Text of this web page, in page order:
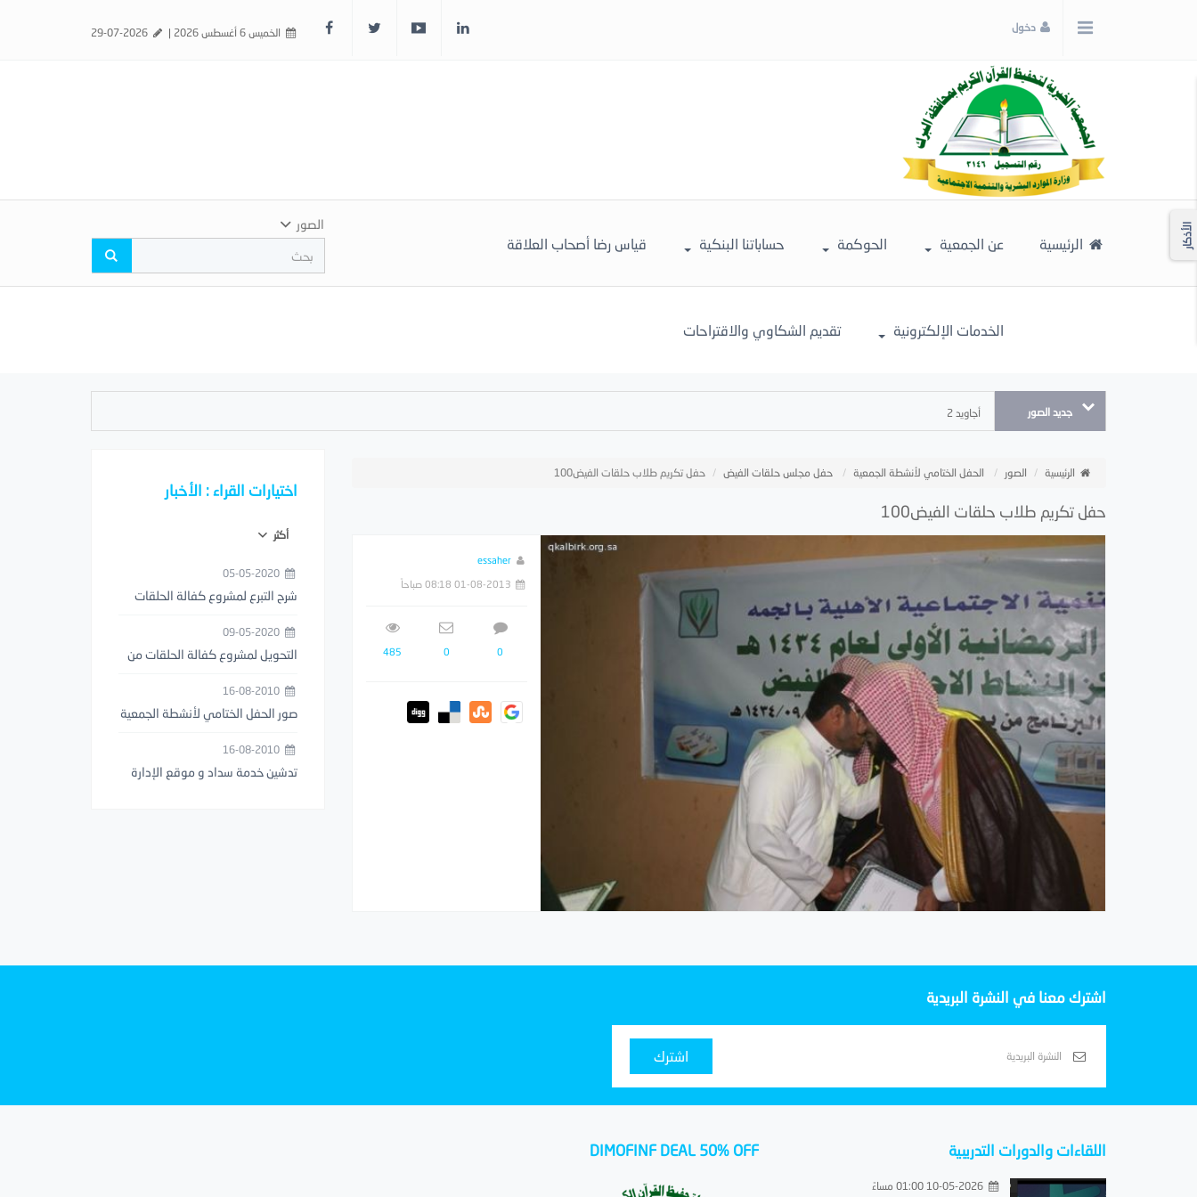
الخميس 6 أغسطس 2026 | دخول
الرئيسية عن الجمعية الحوكمة حساباتنا البنكية قياس رضا أصحاب العلاقة
الخدمات الإلكترونية تقديم الشكاوي والاقتراحات
الصور
جديد الصور أجاويد 2
الأذكار
الرئيسية الصور الحفل الختامي لأنشطة الجمعية حفل مجلس حلقات الفيض حفل تكريم طلاب حلقات الفيض100
حفل تكريم طلاب حلقات الفيض100
essaher
01-08-2013 08:18 صباحاً
0
0
485
اختيارات القراء : الأخبار
أكثر
05-05-2020
شرح التبرع لمشروع كفالة الحلقات
09-05-2020
التحويل لمشروع كفالة الحلقات من
16-08-2010
صور الحفل الختامي لأنشطة الجمعية
16-08-2010
تدشين خدمة سداد و موقع الإدارة
اشترك معنا في النشرة البريدية
اشترك
اللقاءات والدورات التدريبية DIMOFINF DEAL 50% OFF